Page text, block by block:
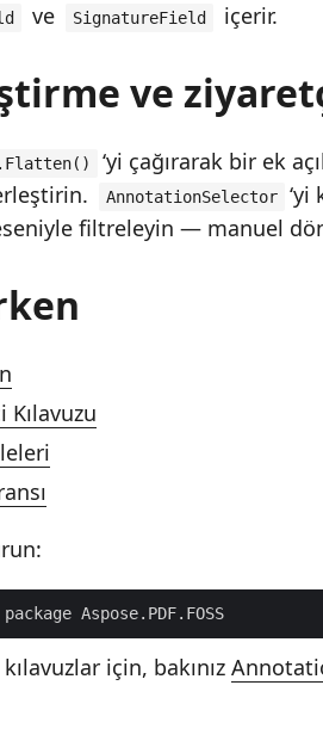
ve SignatureField içerir.
ve
‘yi çağırarak bir ek
AnnotationSelector
‘yi
filtreleyin — manuel
Aspose.PDF.FOSS
için, bakınız